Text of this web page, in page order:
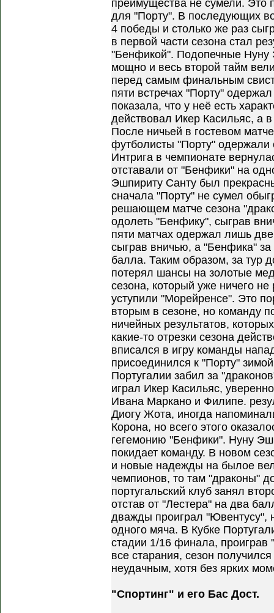
преимущества не сумели. Это
для "Порту". В последующих
4 победы и столько же раз
в первой части сезона стал
"Бенфикой". Подопечные Нуну
мощно и весь второй тайм
перед самым финальным
пяти встречах "Порту"
показала, что у неё есть
действовал Икер Касильяс, а
После ничьей в гостевом
футболисты "Порту" одержали
Интрига в чемпионате
отставали от "Бенфики" на
Эшпириту Санту был
сначала "Порту" не сумел
решающем матче сезона
одолеть "Бенфику", сыграв
пяти матчах одержал лишь
сыграв вничью, а "Бенфика"
балла. Таким образом, за тур
потерял шансы на золотые
сезона, который уже ничего
уступили "Морейренсе". Это
вторым в сезоне, но команду
ничейных результатов,
какие-то отрезки сезона
вписался в игру команды
присоединился к "Порту"
Португалии забил за
играл Икер Касильяс,
Ивана Маркано и Филипе.
Диогу Жота, иногда
Корона, но всего этого
гегемонию "Бенфики". Нуну
покидает команду. В новом
и новые надежды на былое
чемпионов, то там "драконы"
португальский клуб занял
отстав от "Лестера" на два
дважды проиграл "Ювентусу",
одного мяча. В Кубке
стадии 1/16 финала,
все старания, сезон
неудачным, хотя без ярких
"Спортинг" и его Бас Дост.